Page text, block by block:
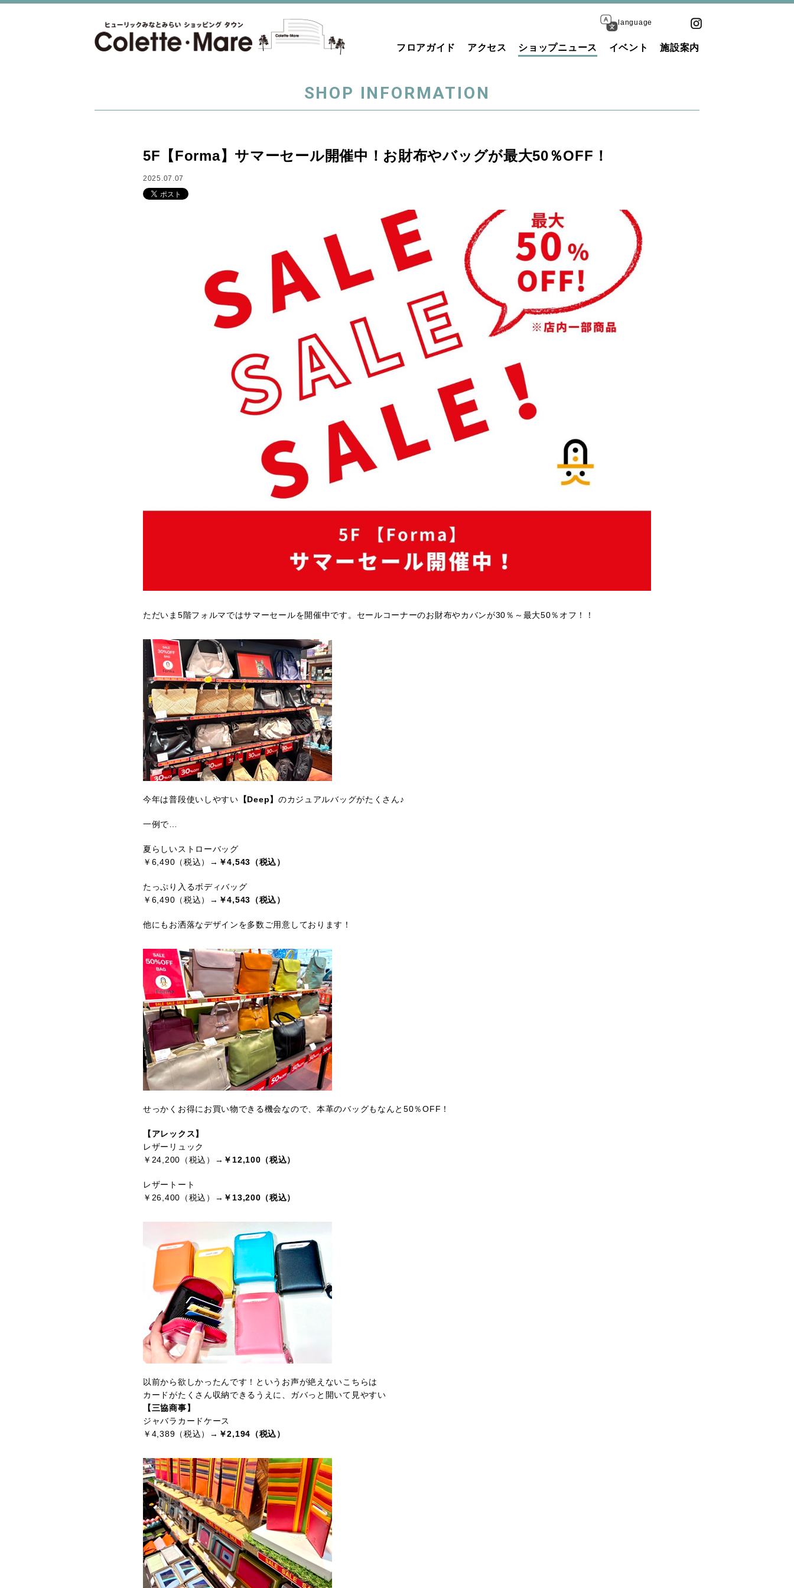
language
フロアガイド アクセス ショップニュース イベント 施設案内
SHOP INFORMATION
5F【Forma】サマーセール開催中！お財布やバッグが最大50％OFF！
2025.07.07
ただいま5階フォルマではサマーセールを開催中です。セールコーナーのお財布やカバンが30％～最大50％オフ！！
今年は普段使いしやすい 【Deep】 のカジュアルバッグがたくさん♪
一例で…
夏らしいストローバッグ
￥6,490（税込）→ ￥4,543（税込）
たっぷり入るボディバッグ
￥6,490（税込）→ ￥4,543（税込）
他にもお洒落なデザインを多数ご用意しております！
せっかくお得にお買い物できる機会なので、本革のバッグもなんと50％OFF！
【アレックス】
レザーリュック
￥24,200（税込）→ ￥12,100（税込）
レザートート
￥26,400（税込）→ ￥13,200（税込）
以前から欲しかったんです！というお声が絶えないこちらは
カードがたくさん収納できるうえに、ガバっと開いて見やすい
【三協商事】
ジャバラカードケース
￥4,389（税込）→ ￥2,194（税込）